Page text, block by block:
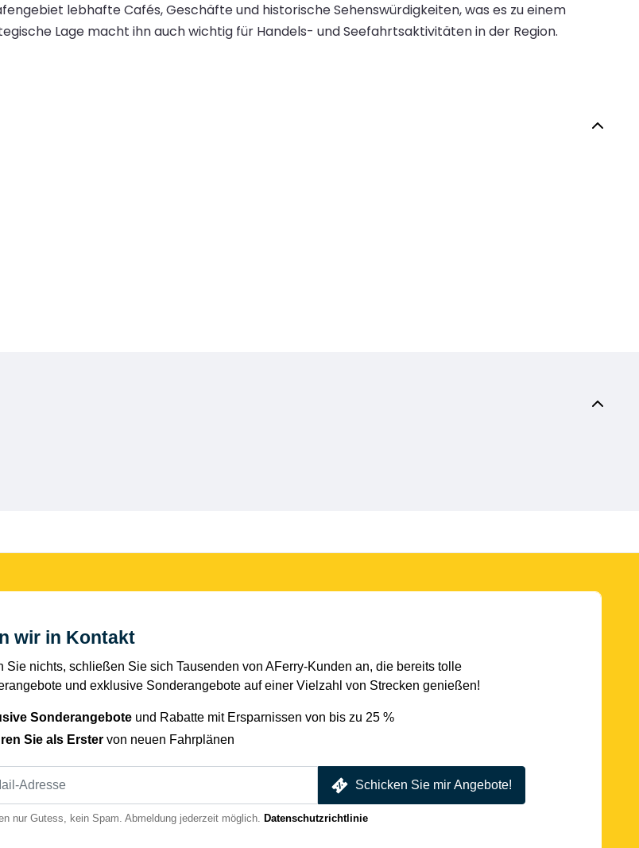
lebhafte Cafés, Geschäfte und historische Sehenswürdigkeiten, was es zu einem
Lage macht ihn auch wichtig für Handels- und Seefahrtsaktivitäten in der Region.
wir in Kontakt
Sie nichts, schließen Sie sich Tausenden von AFerry-Kunden an, die bereits tolle
und exklusive Sonderangebote auf einer Vielzahl von Strecken genießen!
Sonderangebote und Rabatte mit Ersparnissen von bis zu 25 %
Sie als Erster von neuen Fahrplänen
Schicken Sie mir Angebote!
nur Gutess, kein Spam. Abmeldung jederzeit möglich. Datenschutzrichtlinie